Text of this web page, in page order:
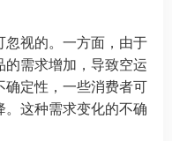
视的。一方面，由于
需求增加，导致空运
定性，一些消费者可
这种需求变化的不确